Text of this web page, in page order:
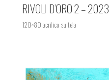
RIVOLI D’ORO 2 – 2023
120×80 acrilico su tela